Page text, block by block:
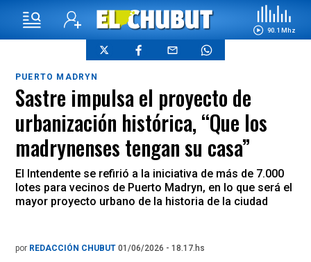
90.1 Mhz
PUERTO MADRYN
Sastre impulsa el proyecto de
urbanización histórica, “Que los
madrynenses tengan su casa”
El Intendente se refirió a la iniciativa de más de 7.000
lotes para vecinos de Puerto Madryn, en lo que será el
mayor proyecto urbano de la historia de la ciudad
por REDACCIÓN CHUBUT 01/06/2026 - 18.17.hs